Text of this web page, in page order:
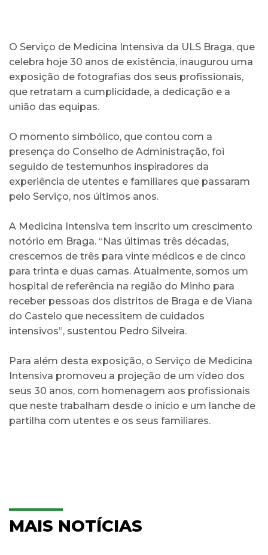
O Serviço de Medicina Intensiva da ULS Braga, que
celebra hoje 30 anos de existência, inaugurou uma
exposição de fotografias dos seus profissionais,
que retratam a cumplicidade, a dedicação e a
união das equipas.
O momento simbólico, que contou com a
presença do Conselho de Administração, foi
seguido de testemunhos inspiradores da
experiência de utentes e familiares que passaram
pelo Serviço, nos últimos anos.
A Medicina Intensiva tem inscrito um crescimento
notório em Braga. “Nas últimas três décadas,
crescemos de três para vinte médicos e de cinco
para trinta e duas camas. Atualmente, somos um
hospital de referência na região do Minho para
receber pessoas dos distritos de Braga e de Viana
do Castelo que necessitem de cuidados
intensivos”, sustentou Pedro Silveira.
Para além desta exposição, o Serviço de Medicina
Intensiva promoveu a projeção de um vídeo dos
seus 30 anos, com homenagem aos profissionais
que neste trabalham desde o início e um lanche de
partilha com utentes e os seus familiares.
MAIS NOTÍCIAS